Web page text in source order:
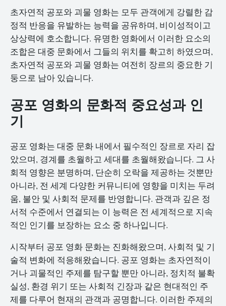
초자연적 공포와 괴물 영화는 모두 관객에게 강렬한 감
정적 반응을 유발하는 능력을 공유하며, 비이성적이고
상상력에 호소합니다. 유명한 영화에서 이러한 요소의
조합은 대중 문화에서 그들의 위치를 확고히 하였으며,
초자연적 공포와 괴물 영화는 여전히 장르의 중요한 기
둥으로 남아 있습니다.
공포 영화의 문화적 중요성과 인
기
공포 영화는 대중 문화 내에서 필수적인 장르로 자리 잡
았으며, 경계를 초월하고 세대를 초월해왔습니다. 그 사
회적 영향은 분명하며, 단순히 오락을 제공하는 것뿐만
아니라, 전 세계 다양한 커뮤니티에 영향을 미치는 두려
움, 불안 및 사회적 문제를 반영합니다. 관객과 깊은 정
서적 수준에서 연결되는 이 능력은 전 세계적으로 지속
적인 인기를 보장하는 요소 중 하나입니다.
시작부터 공포 영화 문화는 진화해왔으며, 사회적 및 기
술적 변화에 적응해왔습니다. 공포 영화는 초자연적이
거나 괴물적인 주제를 탐구할 뿐만 아니라, 정치적 불확
실성, 환경 위기 또는 사회적 긴장과 같은 현대적인 주
제를 다루어 현재의 관객과 공명합니다. 이러한 주제의